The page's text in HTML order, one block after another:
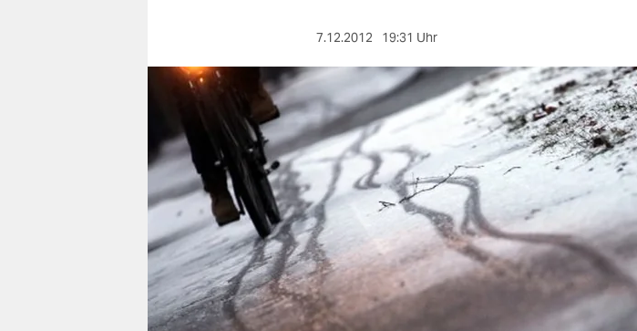
berlin
wahrheit
verlag
verlag
veranstaltungen
shop
7.12.2012 19:31 Uhr